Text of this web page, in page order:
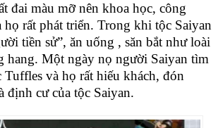
đai màu mỡ nên khoa học, công
họ rất phát triển. Trong khi tộc Saiyan
tiền sử”, ăn uống , săn bắt như loài
hang. Một ngày nọ người Saiyan tìm
Tuffles và họ rất hiếu khách, đón
định cư của tộc Saiyan.